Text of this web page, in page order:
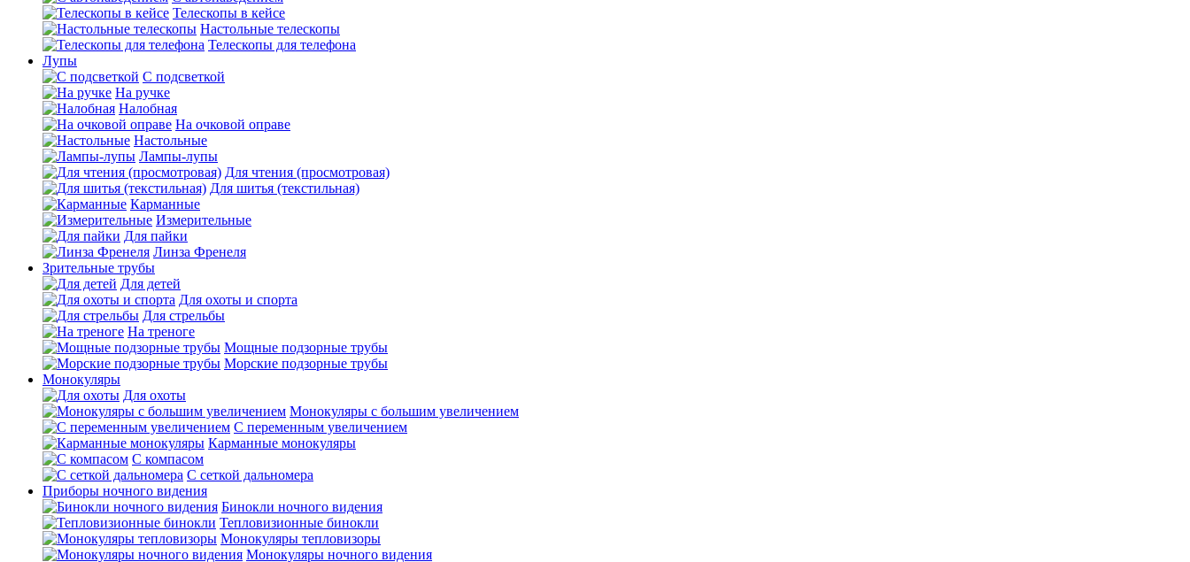
Телескопы в кейсе
Настольные телескопы
Телескопы для телефона
Лупы
С подсветкой
На ручке
Налобная
На очковой оправе
Настольные
Лампы-лупы
Для чтения (просмотровая)
Для шитья (текстильная)
Карманные
Измерительные
Для пайки
Линза Френеля
Зрительные трубы
Для детей
Для охоты и спорта
Для стрельбы
На треноге
Мощные подзорные трубы
Морские подзорные трубы
Монокуляры
Для охоты
Монокуляры с большим увеличением
С переменным увеличением
Карманные монокуляры
С компасом
С сеткой дальномера
Приборы ночного видения
Бинокли ночного видения
Тепловизионные бинокли
Монокуляры тепловизоры
Монокуляры ночного видения